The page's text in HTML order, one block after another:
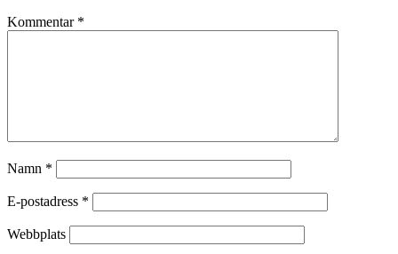
Kommentar *
Namn *
E-postadress *
Webbplats